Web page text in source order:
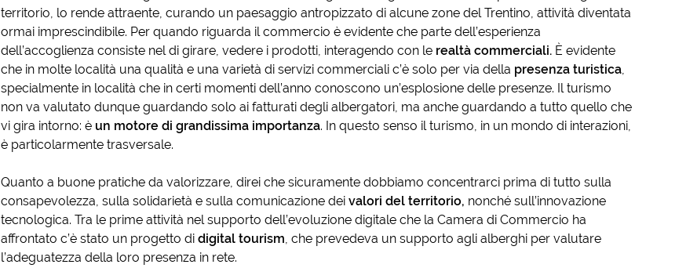
territorio, lo rende attraente, curando un paesaggio antropizzato di alcune zone del Trentino, attività diventata
ormai imprescindibile. Per quando riguarda il commercio è evidente che parte dell’esperienza
dell’accoglienza consiste nel di girare, vedere i prodotti, interagendo con le realtà commerciali.È evidente
che in molte località una qualità e una varietà di servizi commerciali c’è solo per via della presenza turistica,
specialmente in località che in certi momenti dell’anno conoscono un’esplosione delle presenze. Il turismo
non va valutato dunque guardando solo ai fatturati degli albergatori, ma anche guardando a tutto quello che
vi gira intorno: è un motore di grandissima importanza. In questo senso il turismo, in un mondo di interazioni,
è particolarmente trasversale.
Quanto a buone pratiche da valorizzare, direi che sicuramente dobbiamo concentrarci prima di tutto sulla
consapevolezza, sulla solidarietà e sulla comunicazione deivalori del territorio, nonché sull’innovazione
tecnologica. Tra le prime attività nel supporto dell’evoluzione digitale che la Camera di Commercio ha
affrontato c’è stato un progetto di digital tourism, che prevedeva un supporto agli alberghi per valutare
l’adeguatezza della loro presenza in rete.